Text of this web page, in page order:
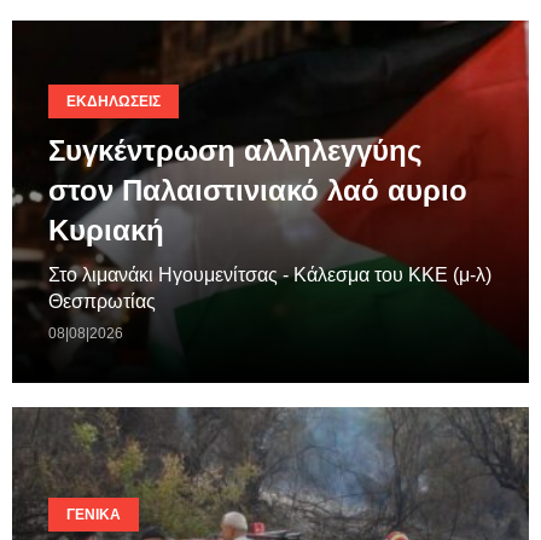
ΕΚΔΗΛΏΣΕΙΣ
Συγκέντρωση αλληλεγγύης
στον Παλαιστινιακό λαό αυριο
Κυριακή
Στο λιμανάκι Ηγουμενίτσας - Κάλεσμα του ΚΚΕ (μ-λ)
Θεσπρωτίας
08|08|2026
ΓΕΝΙΚΆ